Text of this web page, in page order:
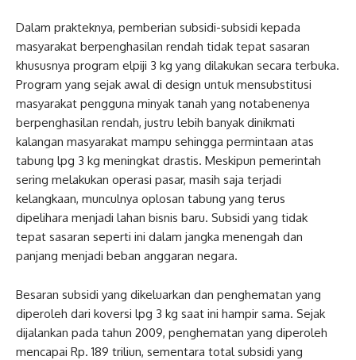
Dalam prakteknya, pemberian subsidi-subsidi kepada
masyarakat berpenghasilan rendah tidak tepat sasaran
khususnya program elpiji 3 kg yang dilakukan secara terbuka.
Program yang sejak awal di design untuk mensubstitusi
masyarakat pengguna minyak tanah yang notabenenya
berpenghasilan rendah, justru lebih banyak dinikmati
kalangan masyarakat mampu sehingga permintaan atas
tabung lpg 3 kg meningkat drastis. Meskipun pemerintah
sering melakukan operasi pasar, masih saja terjadi
kelangkaan, munculnya oplosan tabung yang terus
dipelihara menjadi lahan bisnis baru. Subsidi yang tidak
tepat sasaran seperti ini dalam jangka menengah dan
panjang menjadi beban anggaran negara.
Besaran subsidi yang dikeluarkan dan penghematan yang
diperoleh dari koversi lpg 3 kg saat ini hampir sama. Sejak
dijalankan pada tahun 2009, penghematan yang diperoleh
mencapai Rp. 189 triliun, sementara total subsidi yang